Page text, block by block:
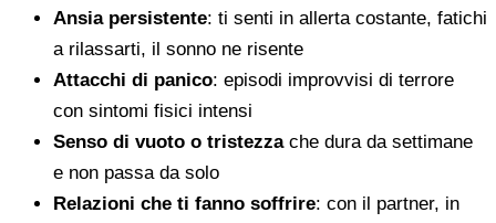
Ansia persistente: ti senti in allerta costante, fatichi
a rilassarti, il sonno ne risente
Attacchi di panico: episodi improvvisi di terrore
con sintomi fisici intensi
Senso di vuoto o tristezzache dura da settimane
e non passa da solo
Relazioni che ti fanno soffrire: con il partner, in